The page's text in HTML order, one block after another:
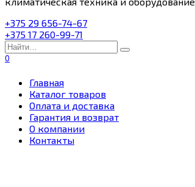
+375 29 656-74-67
+375 17 260-99-71
Search
for:
0
Главная
Каталог товаров
Оплата и доставка
Гарантия и возврат
О компании
Контакты